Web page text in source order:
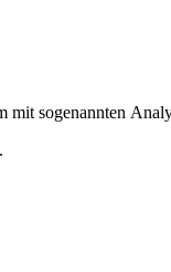
mit sogenannten